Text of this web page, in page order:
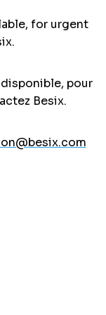
for urgent
pour
Besix.